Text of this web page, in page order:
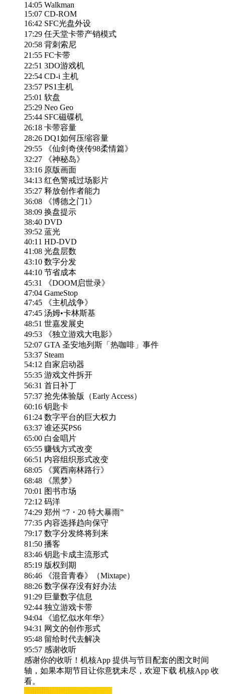
14:05 Walkman
15:07 CD-ROM
16:42 SFC光盘外设
17:29 任天堂卡带产销模式
20:58 背刺索尼
21:55 FC卡带
22:51 3DO游戏机
22:54 CD-i 主机
23:57 PS1主机
25:01 软盘
25:29 Neo Geo
25:44 SFC磁碟机
26:18 卡带容量
28:26 DQ1如何压缩容量
29:55 《仙剑奇侠传98柔情篇》
32:27 《神秘岛》
33:16 原版画面
34:13 红色警戒过场影片
35:27 释放创作者能力
36:08 《博德之门1》
38:09 换盘提示
38:40 DVD
39:52 蓝光
40:11 HD-DVD
41:08 光盘层数
43:10 数字分发
44:10 节省成本
45:31 《DOOM启世录》
47:04 GameStop
47:45 《主机战争》
47:45 汤姆•卡林斯基
48:51 世嘉发展史
49:53 《独立游戏大电影》
52:07 GTA 圣安地列斯「热咖啡」事件
53:37 Steam
54:12 自家启动器
55:35 游戏文件拆开
56:31 首日补丁
57:37 抢先体验版（Early Access）
60:16 钥匙卡
61:24 数字平台的巨大权力
63:37 谁还买PS6
65:00 白金唱片
65:55 赚钱方式改变
66:51 内容组织形式改变
68:05 《冀西南林路行》
68:48 《黑梦》
70:01 图书市场
72:12 码洋
74:29 郑州 “7・20 特大暴雨”
77:35 内容选择趋向保守
79:17 数字分发终将到来
81:50 播客
83:46 钥匙卡成主流形式
85:19 版权到期
86:46 《混音青春》（Mixtape）
88:26 数字保存没有好办法
91:29 巨量数字信息
92:44 独立游戏卡带
94:04 《追忆似水年华》
94:31 网文的创作形式
95:48 留给时代去解决
95:57 感谢收听
感谢你的收听！机核App 提供与节目配套的图文时间
轴，如果本期节目让你意犹未尽，欢迎下载 机核App 收
看。